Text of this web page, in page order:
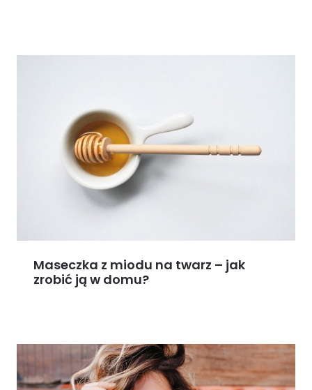
Maseczka z miodu na twarz – jak
zrobić ją w domu?